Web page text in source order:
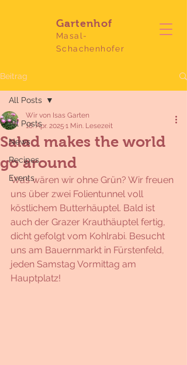
Gartenhof
Masal-
Schachenhofer
Beitrag
All Posts
News
Recipes
Events
All Posts
Salad makes the world
go around
Wir von Isas Garten
18. Apr. 2025 1 Min. Lesezeit
Was wären wir ohne Grün? Wir freuen
uns über zwei Folientunnel voll
köstlichem Butterhäuptel. Bald ist
auch der Grazer Krauthäuptel fertig,
dicht gefolgt vom Kohlrabi. Besucht
uns am Bauernmarkt in Fürstenfeld,
jeden Samstag Vormittag am
Hauptplatz!